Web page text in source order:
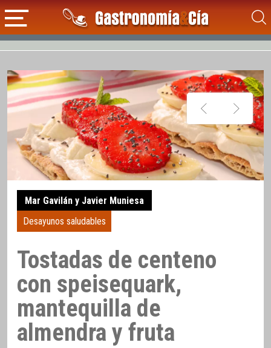
Mar Gavilán y Javier Muniesa
Desayunos saludables
Tostadas de centeno
con speisequark,
mantequilla de
almendra y fruta